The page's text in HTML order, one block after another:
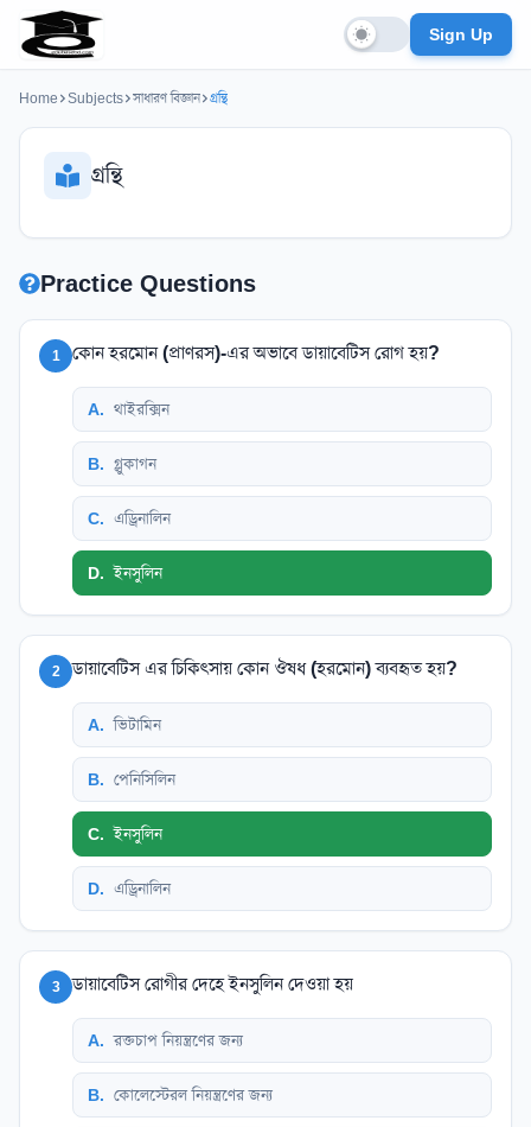
Sign Up
Home Subjects সাধারণ বিজ্ঞান গ্রন্থি
গ্রন্থি
Practice Questions
1 কোন হরমোন (প্রাণরস)-এর অভাবে ডায়াবেটিস রোগ হয়?
A. থাইরক্সিন
B. গ্লুকাগন
C. এড্রিনালিন
D. ইনসুলিন
2 ডায়াবেটিস এর চিকিৎসায় কোন ঔষধ (হরমোন) ব্যবহৃত হয়?
A. ভিটামিন
B. পেনিসিলিন
C. ইনসুলিন
D. এড্রিনালিন
3 ডায়াবেটিস রোগীর দেহে ইনসুলিন দেওয়া হয়
A. রক্তচাপ নিয়ন্ত্রণের জন্য
B. কোলেস্টেরল নিয়ন্ত্রণের জন্য